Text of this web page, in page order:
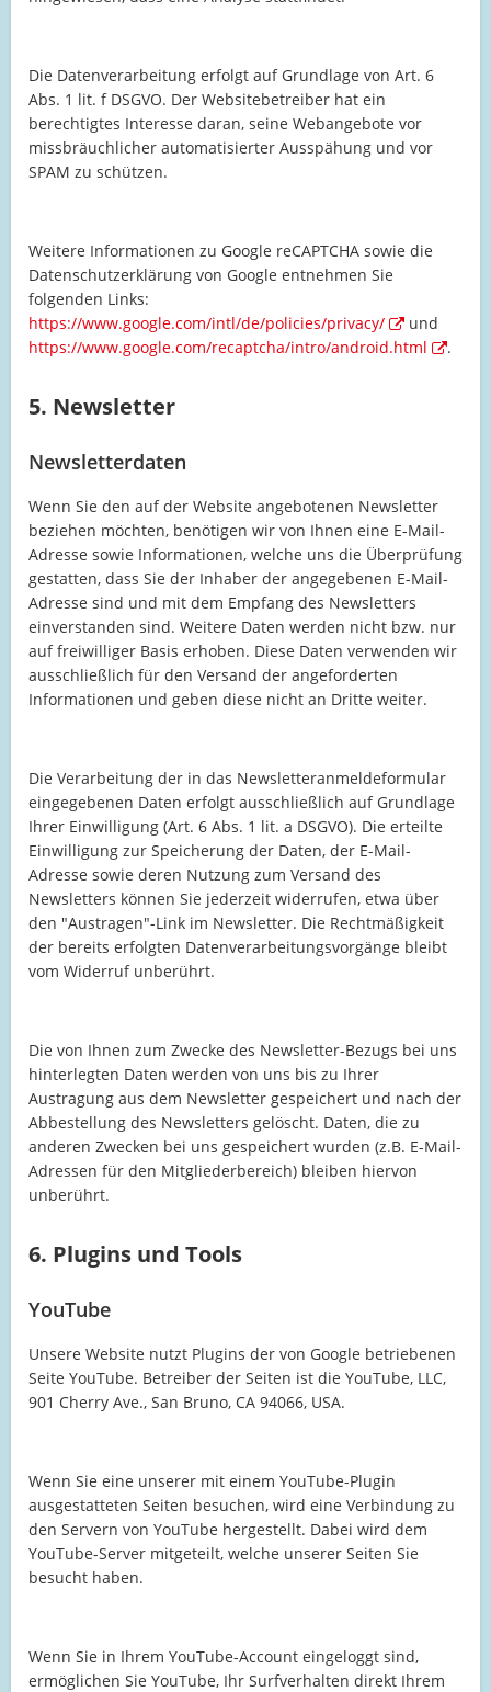
Die Datenverarbeitung erfolgt auf Grundlage von Art. 6
Abs. 1 lit. f DSGVO. Der Websitebetreiber hat ein
berechtigtes Interesse daran, seine Webangebote vor
missbräuchlicher automatisierter Ausspähung und vor
SPAM zu schützen.
Weitere Informationen zu Google reCAPTCHA sowie die
Datenschutzerklärung von Google entnehmen Sie
folgenden Links:
https://www.google.com/intl/de/policies/privacy/
und
https://www.google.com/recaptcha/intro/android.html
.
5. Newsletter
Newsletterdaten
Wenn Sie den auf der Website angebotenen Newsletter
beziehen möchten, benötigen wir von Ihnen eine E-Mail-
Adresse sowie Informationen, welche uns die Überprüfung
gestatten, dass Sie der Inhaber der angegebenen E-Mail-
Adresse sind und mit dem Empfang des Newsletters
einverstanden sind. Weitere Daten werden nicht bzw. nur
auf freiwilliger Basis erhoben. Diese Daten verwenden wir
ausschließlich für den Versand der angeforderten
Informationen und geben diese nicht an Dritte weiter.
Die Verarbeitung der in das Newsletteranmeldeformular
eingegebenen Daten erfolgt ausschließlich auf Grundlage
Ihrer Einwilligung (Art. 6 Abs. 1 lit. a DSGVO). Die erteilte
Einwilligung zur Speicherung der Daten, der E-Mail-
Adresse sowie deren Nutzung zum Versand des
Newsletters können Sie jederzeit widerrufen, etwa über
den "Austragen"-Link im Newsletter. Die Rechtmäßigkeit
der bereits erfolgten Datenverarbeitungsvorgänge bleibt
vom Widerruf unberührt.
Die von Ihnen zum Zwecke des Newsletter-Bezugs bei uns
hinterlegten Daten werden von uns bis zu Ihrer
Austragung aus dem Newsletter gespeichert und nach der
Abbestellung des Newsletters gelöscht. Daten, die zu
anderen Zwecken bei uns gespeichert wurden (z.B. E-Mail-
Adressen für den Mitgliederbereich) bleiben hiervon
unberührt.
6. Plugins und Tools
YouTube
Unsere Website nutzt Plugins der von Google betriebenen
Seite YouTube. Betreiber der Seiten ist die YouTube, LLC,
901 Cherry Ave., San Bruno, CA 94066, USA.
Wenn Sie eine unserer mit einem YouTube-Plugin
ausgestatteten Seiten besuchen, wird eine Verbindung zu
den Servern von YouTube hergestellt. Dabei wird dem
YouTube-Server mitgeteilt, welche unserer Seiten Sie
besucht haben.
Wenn Sie in Ihrem YouTube-Account eingeloggt sind,
ermöglichen Sie YouTube, Ihr Surfverhalten direkt Ihrem